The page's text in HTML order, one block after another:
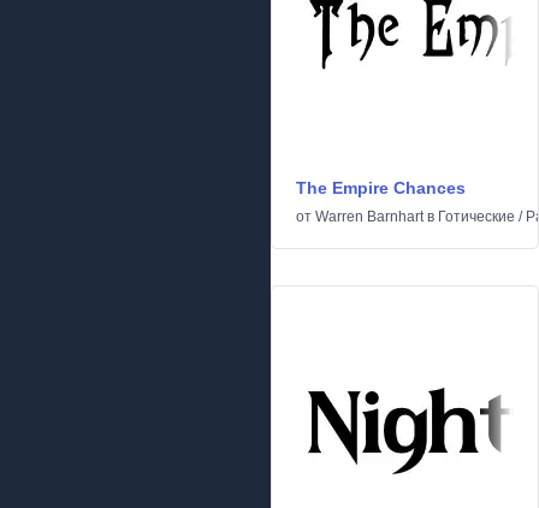
The Empire Chances
от Warren Barnhartв Готические /